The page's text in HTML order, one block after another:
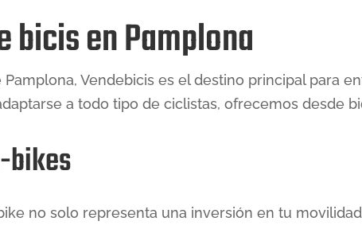
bicis en Pamplona
Pamplona, Vendebicis es el destino principal para
a todo tipo de ciclistas, ofrecemos desde
bikes
no solo representa una inversión en tu